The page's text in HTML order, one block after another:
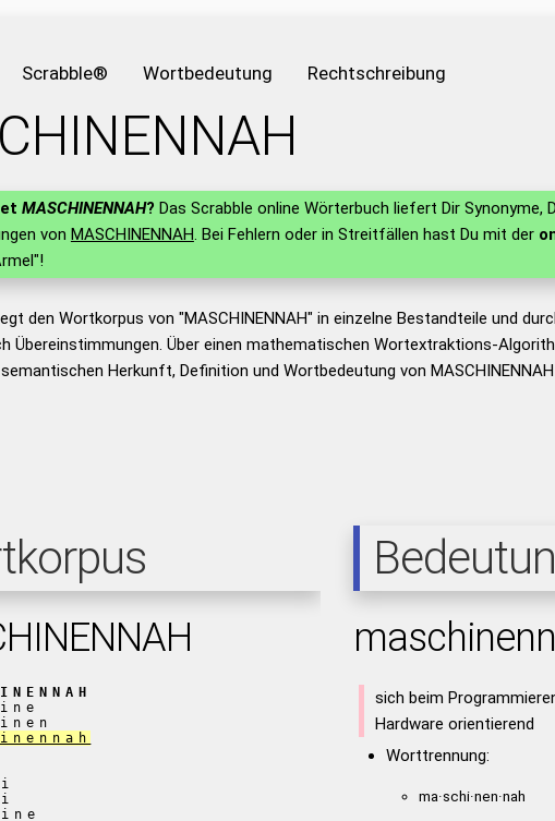
Scrabble® Wortbedeutung Rechtschreibung
MASCHINENNAH? Das Scrabble online Wörterbuch liefert Dir Synonyme,
von MASCHINENNAH. Bei Fehlern oder in Streitfällen hast Du mit der
den Wortkorpus von "MASCHINENNAH" in einzelne Bestandteile und
Übereinstimmungen. Über einen mathematischen Wortextraktions-
Herkunft, Definition und Wortbedeutung von
sich beim
Hardware orientierend
Worttrennung:
ma·schi·nen·nah